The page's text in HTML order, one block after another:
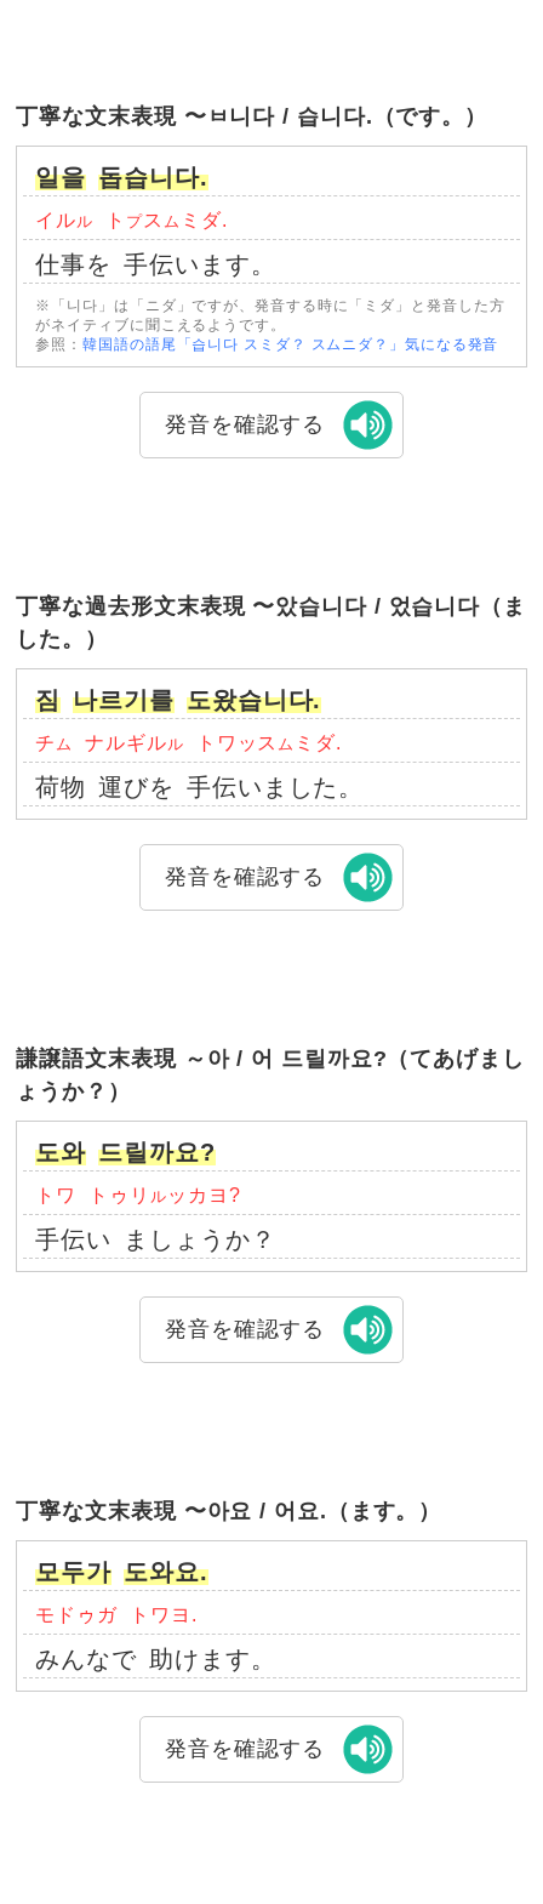
丁寧な文末表現 〜ㅂ니다 / 습니다.（です。）
일을 돕습니다.
イルル ト プス ム ミダ.
仕事を 手伝います。
※「니다」は「ニダ」ですが、発音する時に「ミダ」と発音した方
がネイティブに聞こえるようです。
参照：韓国語の語尾「습니다 スミダ？ スムニダ？」気になる発音
発音を確認する
丁寧な過去形文末表現 〜았습니다 / 었습니다（ま
した。）
짐 나르기를 도왔습니다.
チ ム ナルギルル トワッス ム ミダ.
荷物 運びを 手伝いました。
発音を確認する
謙譲語文末表現 ～아 / 어 드릴까요?（てあげまし
ょうか？）
도와 드릴까요?
トワ トゥリ ル ッカヨ?
手伝い ましょうか？
発音を確認する
丁寧な文末表現 〜아요 / 어요.（ます。）
모두가 도와요.
モドゥガ トワヨ.
みんなで 助けます。
発音を確認する